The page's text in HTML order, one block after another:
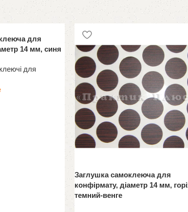
для
14 мм, синя
для
Заглушка самоклеюча для
конфірмату, діаметр 14 мм,
темний-венге